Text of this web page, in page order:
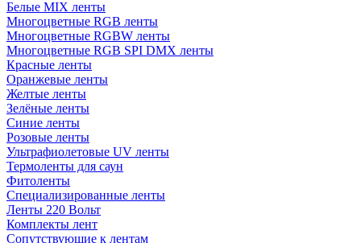
Белые MIX ленты
Многоцветные RGB ленты
Многоцветные RGBW ленты
Многоцветные RGB SPI DMX ленты
Красные ленты
Оранжевые ленты
Желтые ленты
Зелёные ленты
Синие ленты
Розовые ленты
Ультрафиолетовые UV ленты
Термоленты для саун
Фитоленты
Специализированные ленты
Ленты 220 Вольт
Комплекты лент
Сопутствующие к лентам